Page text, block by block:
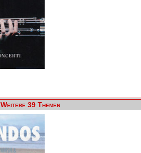
Weitere 39 Themen